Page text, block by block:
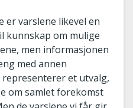
er varslene likevel en
kunnskap om mulige
men informasjonen
med annen
representerer et utvalg,
om samlet forekomst